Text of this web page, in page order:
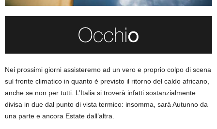
Nei prossimi giorni assisteremo ad un vero e proprio colpo di scena
sul fronte climatico in quanto è previsto il ritorno del caldo africano,
anche se non per tutti. L’Italia si troverà infatti sostanzialmente
divisa in due dal punto di vista termico: insomma, sarà Autunno da
una parte e ancora Estate dall’altra.